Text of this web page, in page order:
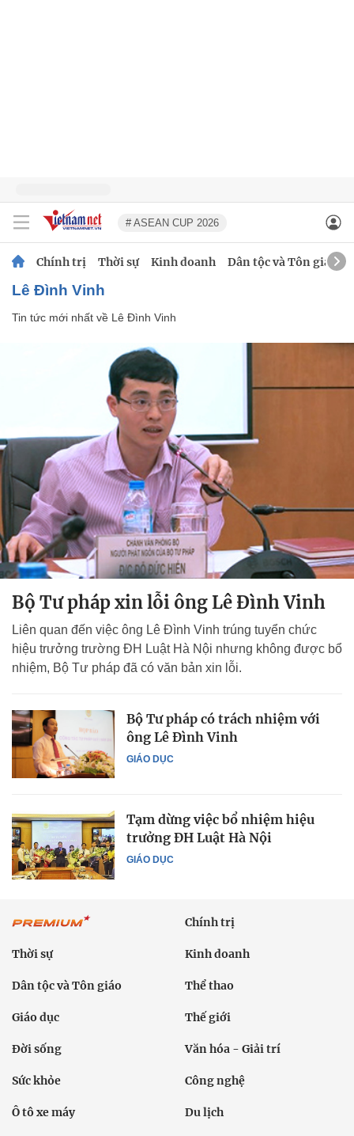
# ASEAN CUP 2026
Chính trị Thời sự Kinh doanh Dân tộc và Tôn giáo
Lê Đình Vinh
Tin tức mới nhất về Lê Đình Vinh
Bộ Tư pháp xin lỗi ông Lê Đình Vinh
Liên quan đến việc ông Lê Đình Vinh trúng tuyển chức
hiệu trưởng trường ĐH Luật Hà Nội nhưng không được bổ
nhiệm, Bộ Tư pháp đã có văn bản xin lỗi.
GIÁO DỤC
Bộ Tư pháp có trách nhiệm với
ông Lê Đình Vinh
GIÁO DỤC
Tạm dừng việc bổ nhiệm hiệu
trưởng ĐH Luật Hà Nội
Chính trị
Thời sự Kinh doanh
Dân tộc và Tôn giáo Thể thao
Giáo dục Thế giới
Đời sống Văn hóa - Giải trí
Sức khỏe Công nghệ
Ô tô xe máy Du lịch